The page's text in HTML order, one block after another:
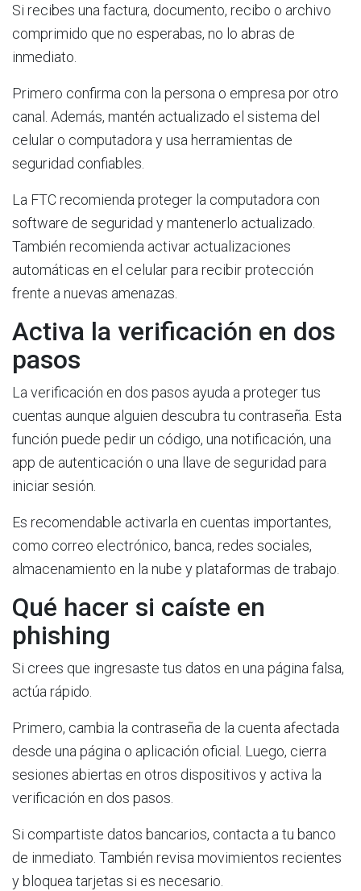
Si recibes una factura, documento, recibo o archivo
comprimido que no esperabas, no lo abras de
inmediato.
Primero confirma con la persona o empresa por otro
canal. Además, mantén actualizado el sistema del
celular o computadora y usa herramientas de
seguridad confiables.
La FTC recomienda proteger la computadora con
software de seguridad y mantenerlo actualizado.
También recomienda activar actualizaciones
automáticas en el celular para recibir protección
frente a nuevas amenazas.
Activa la verificación en dos
pasos
La verificación en dos pasos ayuda a proteger tus
cuentas aunque alguien descubra tu contraseña. Esta
función puede pedir un código, una notificación, una
app de autenticación o una llave de seguridad para
iniciar sesión.
Es recomendable activarla en cuentas importantes,
como correo electrónico, banca, redes sociales,
almacenamiento en la nube y plataformas de trabajo.
Qué hacer si caíste en
phishing
Si crees que ingresaste tus datos en una página falsa,
actúa rápido.
Primero, cambia la contraseña de la cuenta afectada
desde una página o aplicación oficial. Luego, cierra
sesiones abiertas en otros dispositivos y activa la
verificación en dos pasos.
Si compartiste datos bancarios, contacta a tu banco
de inmediato. También revisa movimientos recientes
y bloquea tarjetas si es necesario.